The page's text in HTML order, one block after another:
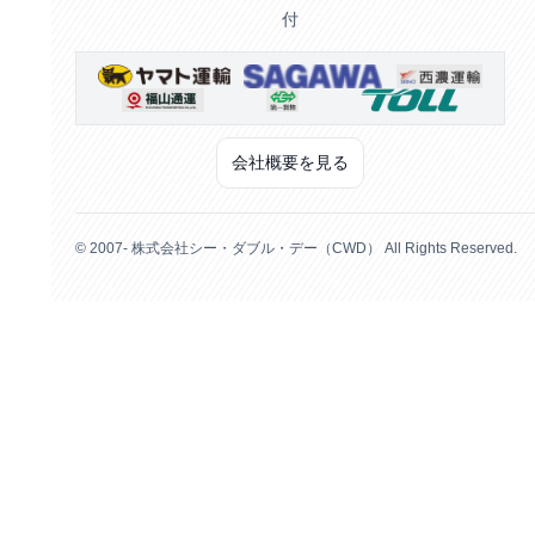
付
会社概要を見る
© 2007- 株式会社シー・ダブル・デー（CWD） All Rights Reserved.